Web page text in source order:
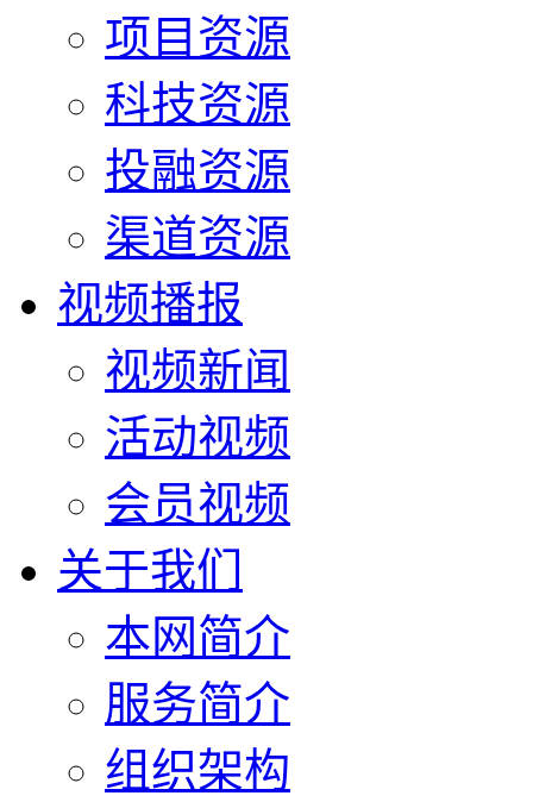
项目资源
科技资源
投融资源
渠道资源
视频播报
视频新闻
活动视频
会员视频
关于我们
本网简介
服务简介
组织架构